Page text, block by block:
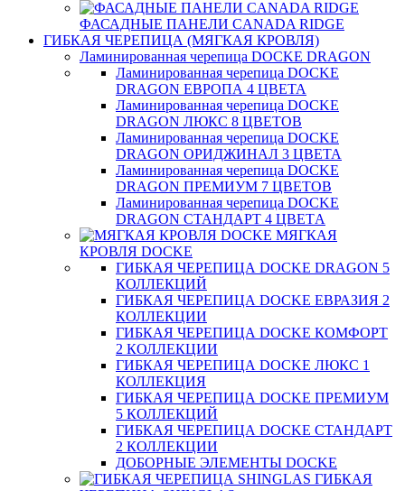
ФАСАДНЫЕ ПАНЕЛИ CANADA RIDGE
ГИБКАЯ ЧЕРЕПИЦА (МЯГКАЯ КРОВЛЯ)
Ламинированная черепица DOCKE DRAGON
Ламинированная черепица DOCKE
DRAGON ЕВРОПА 4 ЦВЕТА
Ламинированная черепица DOCKE
DRAGON ЛЮКС 8 ЦВЕТОВ
Ламинированная черепица DOCKE
DRAGON ОРИДЖИНАЛ 3 ЦВЕТА
Ламинированная черепица DOCKE
DRAGON ПРЕМИУМ 7 ЦВЕТОВ
Ламинированная черепица DOCKE
DRAGON СТАНДАРТ 4 ЦВЕТA
МЯГКАЯ
КРОВЛЯ DOCKE
ГИБКАЯ ЧЕРЕПИЦА DOCKE DRAGON 5
КОЛЛЕКЦИЙ
ГИБКАЯ ЧЕРЕПИЦА DOCKE ЕВРАЗИЯ 2
КОЛЛЕКЦИИ
ГИБКАЯ ЧЕРЕПИЦА DOCKE КОМФОРТ
2 КОЛЛЕКЦИИ
ГИБКАЯ ЧЕРЕПИЦА DOCKE ЛЮКС 1
КОЛЛЕКЦИЯ
ГИБКАЯ ЧЕРЕПИЦА DOCKE ПРЕМИУМ
5 КОЛЛЕКЦИЙ
ГИБКАЯ ЧЕРЕПИЦА DOCKE СТАНДАРТ
2 КОЛЛЕКЦИИ
ДОБОРНЫЕ ЭЛЕМЕНТЫ DOCKE
ГИБКАЯ